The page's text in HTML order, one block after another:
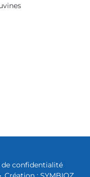
confidentialité